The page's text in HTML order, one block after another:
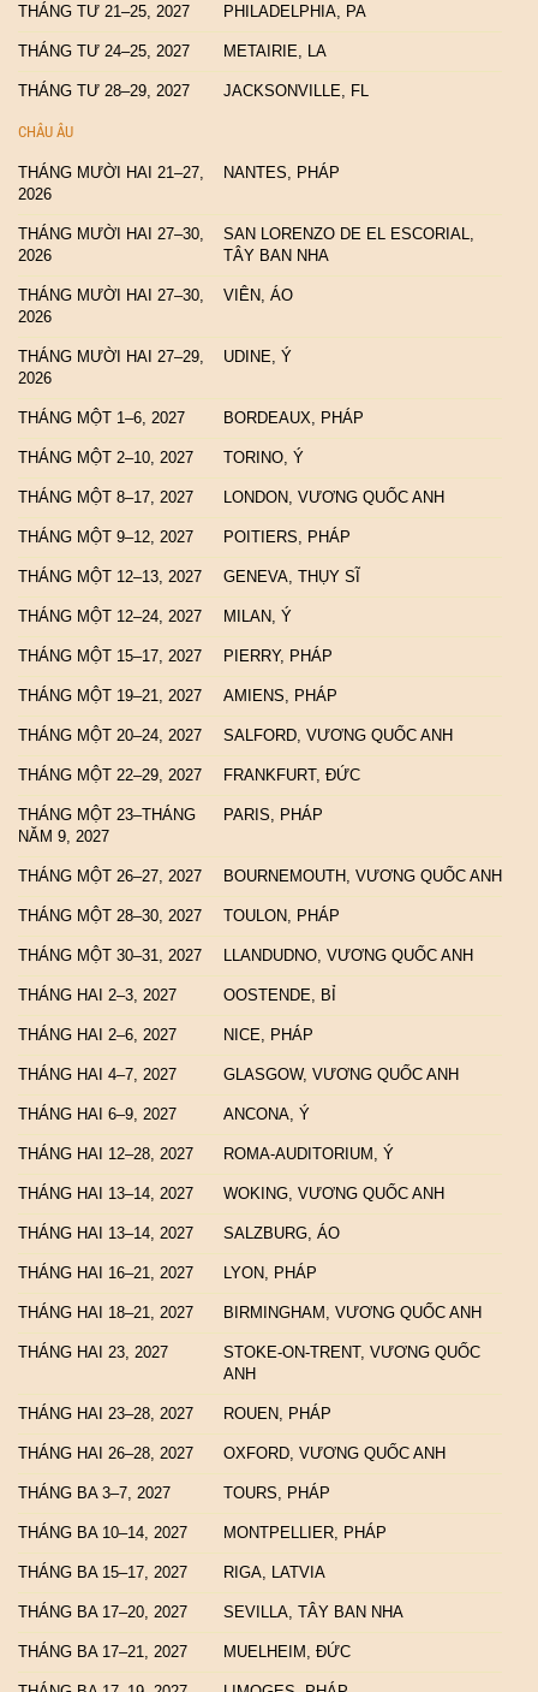
THÁNG TƯ 21–25, 2027 PHILADELPHIA, PA
THÁNG TƯ 24–25, 2027 METAIRIE, LA
THÁNG TƯ 28–29, 2027 JACKSONVILLE, FL
CHÂU ÂU
THÁNG MƯỜI HAI 21–27,
2026
NANTES, PHÁP
THÁNG MƯỜI HAI 27–30,
2026
SAN LORENZO DE EL ESCORIAL,
TÂY BAN NHA
THÁNG MƯỜI HAI 27–30,
2026
VIÊN, ÁO
THÁNG MƯỜI HAI 27–29,
2026
UDINE, Ý
THÁNG MỘT 1–6, 2027 BORDEAUX, PHÁP
THÁNG MỘT 2–10, 2027 TORINO, Ý
THÁNG MỘT 8–17, 2027 LONDON, VƯƠNG QUỐC ANH
THÁNG MỘT 9–12, 2027 POITIERS, PHÁP
THÁNG MỘT 12–13, 2027 GENEVA, THỤY SĨ
THÁNG MỘT 12–24, 2027 MILAN, Ý
THÁNG MỘT 15–17, 2027 PIERRY, PHÁP
THÁNG MỘT 19–21, 2027 AMIENS, PHÁP
THÁNG MỘT 20–24, 2027 SALFORD, VƯƠNG QUỐC ANH
THÁNG MỘT 22–29, 2027 FRANKFURT, ĐỨC
THÁNG MỘT 23–THÁNG
NĂM 9, 2027
PARIS, PHÁP
THÁNG MỘT 26–27, 2027 BOURNEMOUTH, VƯƠNG QUỐC ANH
THÁNG MỘT 28–30, 2027 TOULON, PHÁP
THÁNG MỘT 30–31, 2027 LLANDUDNO, VƯƠNG QUỐC ANH
THÁNG HAI 2–3, 2027 OOSTENDE, BỈ
THÁNG HAI 2–6, 2027 NICE, PHÁP
THÁNG HAI 4–7, 2027 GLASGOW, VƯƠNG QUỐC ANH
THÁNG HAI 6–9, 2027 ANCONA, Ý
THÁNG HAI 12–28, 2027 ROMA-AUDITORIUM, Ý
THÁNG HAI 13–14, 2027 WOKING, VƯƠNG QUỐC ANH
THÁNG HAI 13–14, 2027 SALZBURG, ÁO
THÁNG HAI 16–21, 2027 LYON, PHÁP
THÁNG HAI 18–21, 2027 BIRMINGHAM, VƯƠNG QUỐC ANH
THÁNG HAI 23, 2027
STOKE-ON-TRENT, VƯƠNG QUỐC
ANH
THÁNG HAI 23–28, 2027 ROUEN, PHÁP
THÁNG HAI 26–28, 2027 OXFORD, VƯƠNG QUỐC ANH
THÁNG BA 3–7, 2027 TOURS, PHÁP
THÁNG BA 10–14, 2027 MONTPELLIER, PHÁP
THÁNG BA 15–17, 2027 RIGA, LATVIA
THÁNG BA 17–20, 2027 SEVILLA, TÂY BAN NHA
THÁNG BA 17–21, 2027 MUELHEIM, ĐỨC